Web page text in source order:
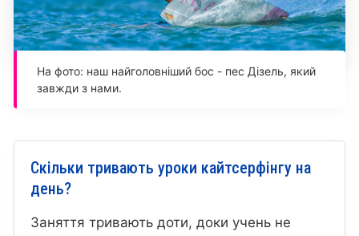
На фото: наш найголовніший бос - пес Дізель, який
завжди з нами.
Скільки тривають уроки кайтсерфінгу на
день?
Заняття тривають доти, доки учень не